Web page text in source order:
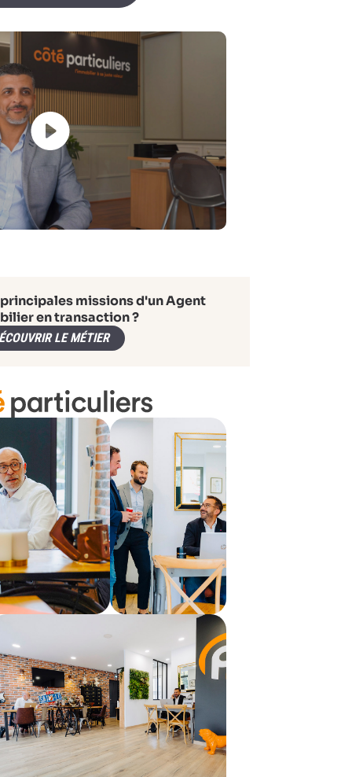
missions d'un Agent
en transaction ?
LE MÉTIER